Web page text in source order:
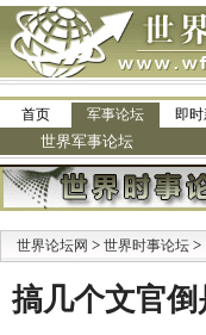
首页 军事论坛 即
世界军事论坛
世界论坛网 > 世界时事论坛 >
搞几个文官